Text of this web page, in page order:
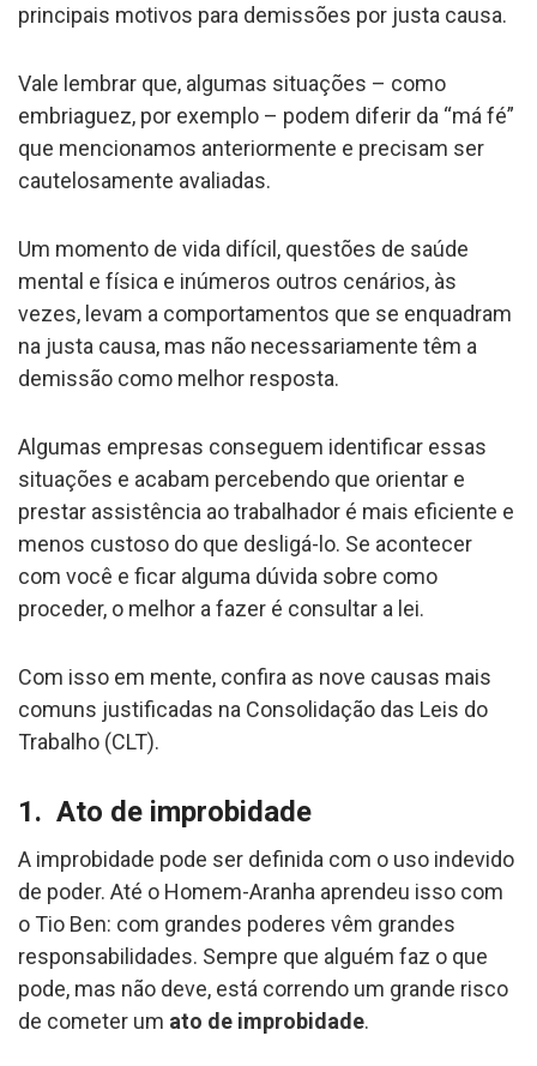
principais motivos para demissões por justa causa.
Vale lembrar que, algumas situações – como
embriaguez, por exemplo – podem diferir da “má fé”
que mencionamos anteriormente e precisam ser
cautelosamente avaliadas.
Um momento de vida difícil, questões de saúde
mental e física e inúmeros outros cenários, às
vezes, levam a comportamentos que se enquadram
na justa causa, mas não necessariamente têm a
demissão como melhor resposta.
Algumas empresas conseguem identificar essas
situações e acabam percebendo que orientar e
prestar assistência ao trabalhador é mais eficiente e
menos custoso do que desligá-lo. Se acontecer
com você e ficar alguma dúvida sobre como
proceder, o melhor a fazer é consultar a lei.
Com isso em mente, confira as nove causas mais
comuns justificadas na Consolidação das Leis do
Trabalho (CLT).
1. Ato de improbidade
A improbidade pode ser definida com o uso indevido
de poder. Até o Homem-Aranha aprendeu isso com
o Tio Ben: com grandes poderes vêm grandes
responsabilidades. Sempre que alguém faz o que
pode, mas não deve, está correndo um grande risco
de cometer um ato de improbidade.